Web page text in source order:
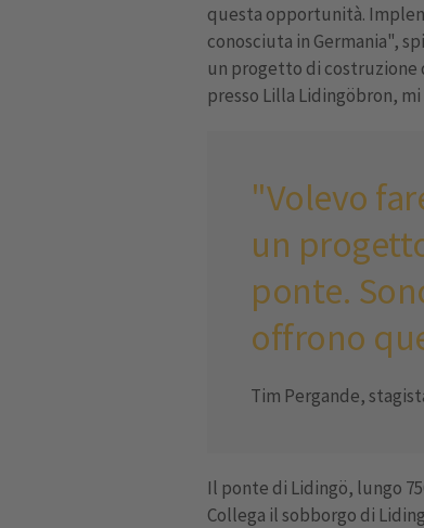
questa opportunità.
conosciuta in Germania",
un progetto di costruzione
presso Lilla Lidingöbron,
"Volevo
un
ponte.
offrono
Tim Pergande,
Il ponte di Lidingö, lungo
Collega il sobborgo di